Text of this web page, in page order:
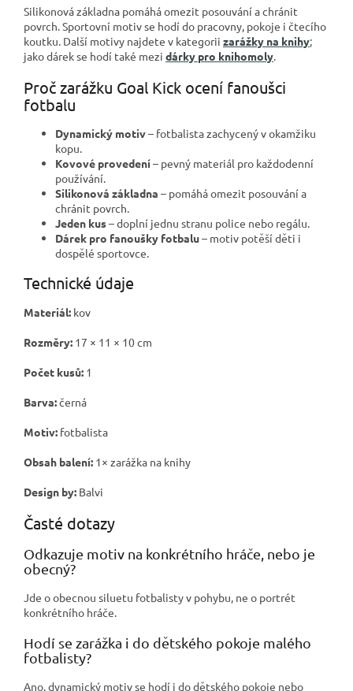
Silikonová základna pomáhá omezit posouvání a chránit
povrch. Sportovní motiv se hodí do pracovny, pokoje i čtecího
koutku. Další motivy najdete v kategorii zarážky na knihy;
jako dárek se hodí také mezi dárky pro knihomoly.
Proč zarážku Goal Kick ocení fanoušci
fotbalu
Dynamický motiv– fotbalista zachycený v okamžiku
kopu.
Kovové provedení– pevný materiál pro každodenní
používání.
Silikonová základna – pomáhá omezit posouvání a
chránit povrch.
Jeden kus– doplní jednu stranu police nebo regálu.
Dárek pro fanoušky fotbalu– motiv potěší děti i
dospělé sportovce.
Technické údaje
Materiál: kov
Rozměry: 17 × 11 × 10 cm
Počet kusů: 1
Barva:černá
Motiv: fotbalista
Obsah balení: 1× zarážka na knihy
Design by: Balvi
Časté dotazy
Odkazuje motiv na konkrétního hráče, nebo je
obecný?
Jde o obecnou siluetu fotbalisty v pohybu, ne o portrét
konkrétního hráče.
Hodí se zarážka i do dětského pokoje malého
fotbalisty?
Ano, dynamický motiv se hodí i do dětského pokoje nebo